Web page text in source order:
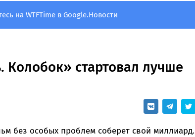
на WTFTime в Google.Новости
Колобок» стартовал лучше
без особых проблем соберет свой миллиард.